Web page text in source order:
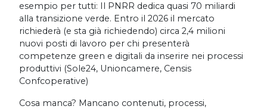
esempio per tutti: Il PNRR dedica quasi 70 miliardi
alla transizione verde. Entro il 2026 il mercato
richiederà (e sta già richiedendo) circa 2,4 milioni
nuovi posti di lavoro per chi presenterà
competenze green e digitali da inserire nei processi
produttivi (Sole24, Unioncamere, Censis
Confcoperative)
Cosa manca? Mancano contenuti, processi,